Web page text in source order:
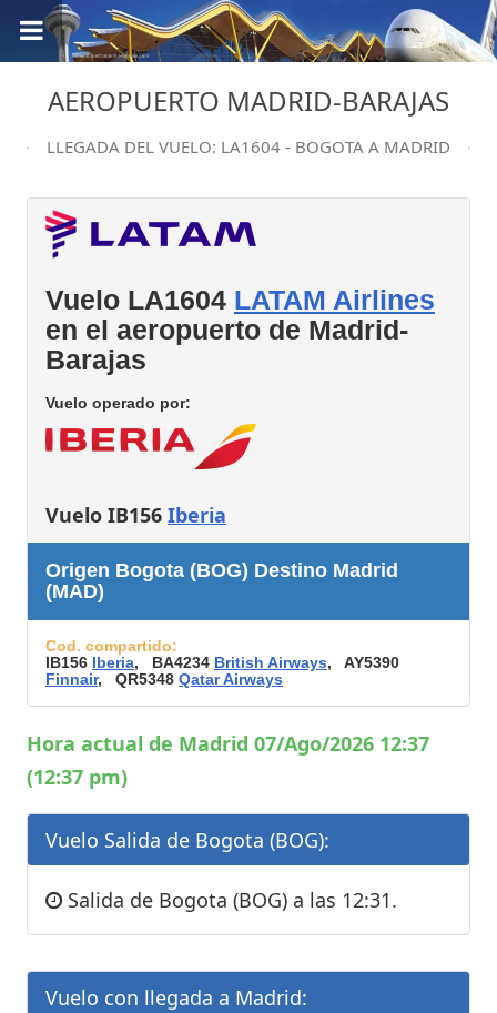
AEROPUERTO MADRID-BARAJAS
LLEGADA DEL VUELO: LA1604 - BOGOTA A MADRID
Vuelo LA1604 LATAM Airlines
en el aeropuerto de Madrid-
Barajas
Vuelo operado por:
Vuelo IB156 Iberia
Origen Bogota (BOG) Destino Madrid
(MAD)
Cod. compartido:
IB156 Iberia, BA4234 British Airways, AY5390
Finnair, QR5348 Qatar Airways
Hora actual de Madrid 07/Ago/2026 12:37
(12:37 pm)
Vuelo Salida de Bogota (BOG):
Salida de Bogota (BOG) a las 12:31.
Vuelo con llegada a Madrid: